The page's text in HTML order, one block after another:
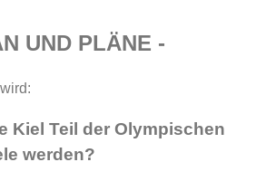
UND PLÄNE -
Kiel Teil der Olympischen
werden?